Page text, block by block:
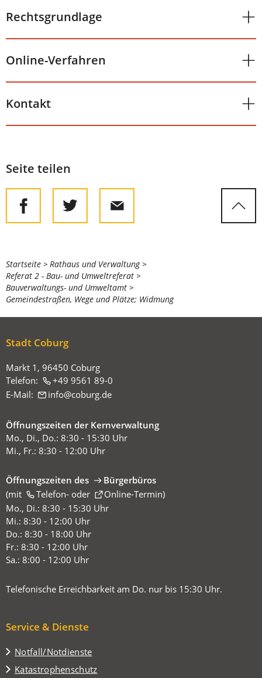
Rechtsgrundlage
Online-Verfahren
Kontakt
Seite teilen
Sie
befinden
sich
hier:
Startseite
Rathaus und Verwaltung
Referat 2 - Bau- und Umweltreferat
Bauverwaltungs- und Umweltamt
Gemeindestraßen, Wege und Plätze; Widmung
Stadt Coburg
Markt 1, 96450 Coburg
Telefon:
+49 9561 89-0
E-Mail:
info coburg de
Öffnungszeiten der Kernverwaltung
Mo., Di., Do.: 8:30 - 15:30 Uhr
Mi., Fr.: 8:30 - 12:00 Uhr
Öffnungszeiten des
Bürgerbüros
(mit
Telefon-oder Online-Termin
(Öffnet
in
einem
neuen
Tab)
)
Mo., Di.: 8:30 - 15:30 Uhr
Mi.: 8:30 - 12:00 Uhr
Do.: 8:30 - 18:00 Uhr
Fr.: 8:30 - 12:00 Uhr
Sa.: 8:00 - 12:00 Uhr
Telefonische Erreichbarkeit am Do. nur bis 15:30 Uhr.
Service & Dienste
Notfall/Notdienste
Katastrophenschutz